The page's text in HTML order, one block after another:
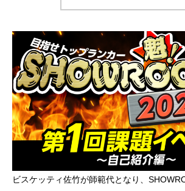
ビスケッティ佐竹が師範代となり、